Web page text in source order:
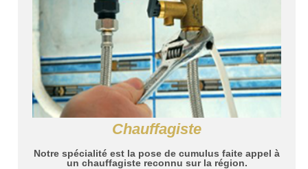
Chauffagiste
Notre spécialité est la pose de cumulus faite appel à
un chauffagiste reconnu sur la région.